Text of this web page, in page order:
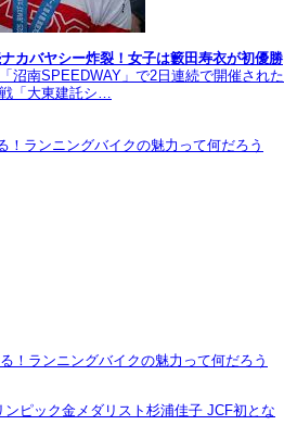
カバヤシー炸裂！女子は籔田寿衣が初優勝
沼南SPEEDWAY」で2日連続で開催された
「大東建託シ…
！ランニングバイクの魅力って何だろう
！ランニングバイクの魅力って何だろう
ンピック金メダリスト杉浦佳子 JCF初とな